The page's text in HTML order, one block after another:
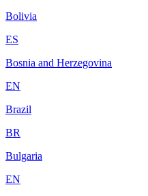
Bolivia
ES
Bosnia and Herzegovina
EN
Brazil
BR
Bulgaria
EN